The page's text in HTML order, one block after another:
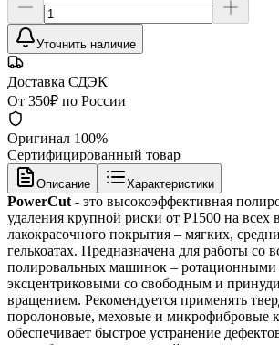
Уточнить наличие
Доставка СДЭК
От 350₽ по России
Оригинал 100%
Сертифицированный товар
Описание Характеристики
PowerCut - это высокоэффективная
удаления крупной риски от P1500 на всех
лакокрасочного покрытия – мягких,
гелькоатах. Предназначена для работы со
полировальных машинок – ротационными
эксцентриковыми со свободным и
вращением. Рекомендуется применять
поролоновые, меховые и микрофибровые
обеспечивает быстрое устранение